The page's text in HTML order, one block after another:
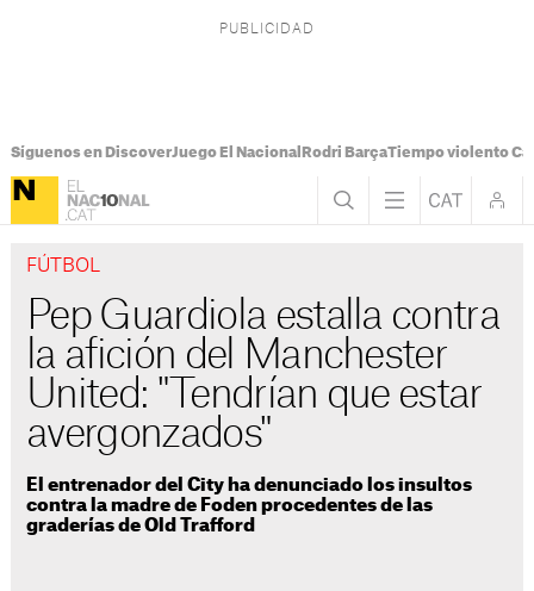
Síguenos en DiscoverJuego El Nacional Rodri BarçaTiempo violento
FÚTBOL
Pep Guardiola estalla contra
la afición del Manchester
United: "Tendrían que estar
avergonzados"
El entrenador del City ha denunciado los insultos
contra la madre de Foden procedentes de las
graderías de Old Trafford